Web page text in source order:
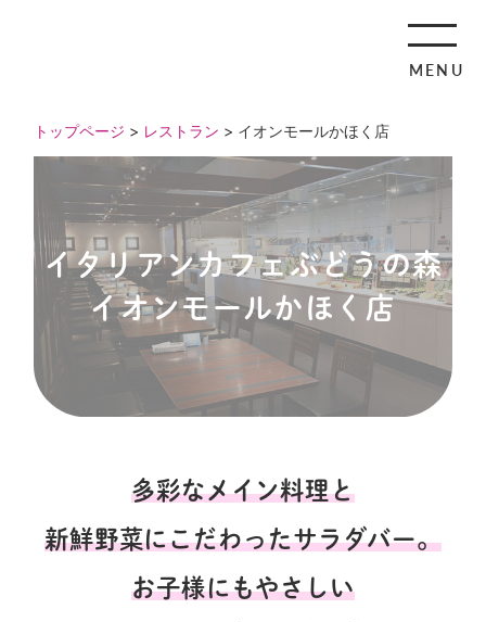
MENU
トップページ > レストラン > イオンモールかほく店
イタリアンカフェぶどうの森
イオンモールかほく店
多彩なメイン料理と
新鮮野菜にこだわったサラダバー。
お子様にもやさしい